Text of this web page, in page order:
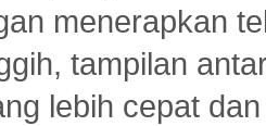
menerapkan
tampilan
lebih cepat